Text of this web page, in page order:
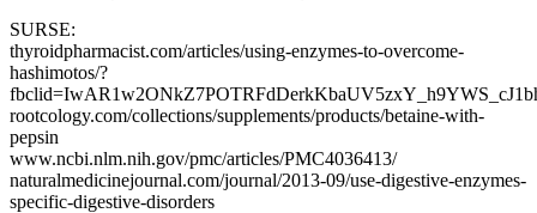
SURSE:
thyroidpharmacist.com/articles/using-enzymes-to-overcome-
hashimotos/?
rootcology.com/collections/supplements/products/betaine-with-
pepsin
www.ncbi.nlm.nih.gov/pmc/articles/PMC4036413/
naturalmedicinejournal.com/journal/2013-09/use-digestive-enzymes-
specific-digestive-disorders